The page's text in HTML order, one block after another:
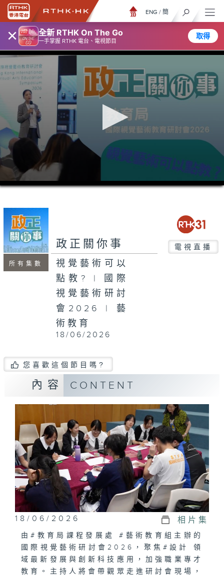
× 全新 RTHK On The Go
一手掌握 RTHK 電台、電視節目
取得
ENG / 簡
0
seconds
minutes,
seconds
所有集數
政正關你事 電視直播
視覺藝術可以
點教? | 國際
視覺藝術研討
會2026 | 藝
術教育
18/06/2026
您喜歡這個節目嗎?
內容 CONTENT
18/06/2026 相片集
由#教育局課程發展處 #藝術教育組主辦的
國際視覺藝術研討會2026，聚焦#設計 領
域最新發展與創新科技應用，加強職業專才
教育。主持人將會帶觀眾走進研討會現場，